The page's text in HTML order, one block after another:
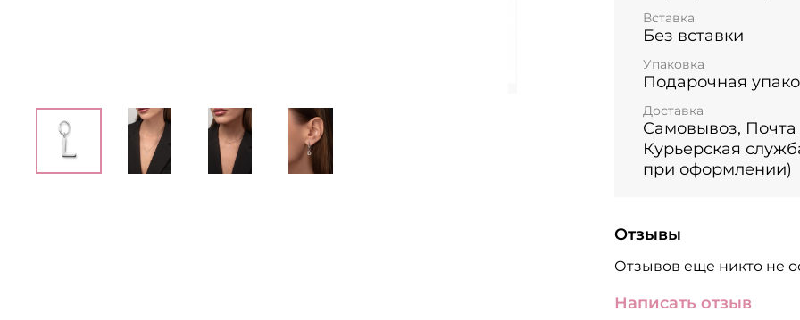
Подвеска продаётся
Вставка
Без вставки
Упаковка
Подарочная
Доставка
Самовывоз, Почта
Курьерская
при оформлении)
Отзывы
Отзывов еще никто не
Написать отзыв